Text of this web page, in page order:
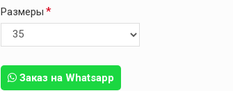
Заказ на Whatsapp
Размеры